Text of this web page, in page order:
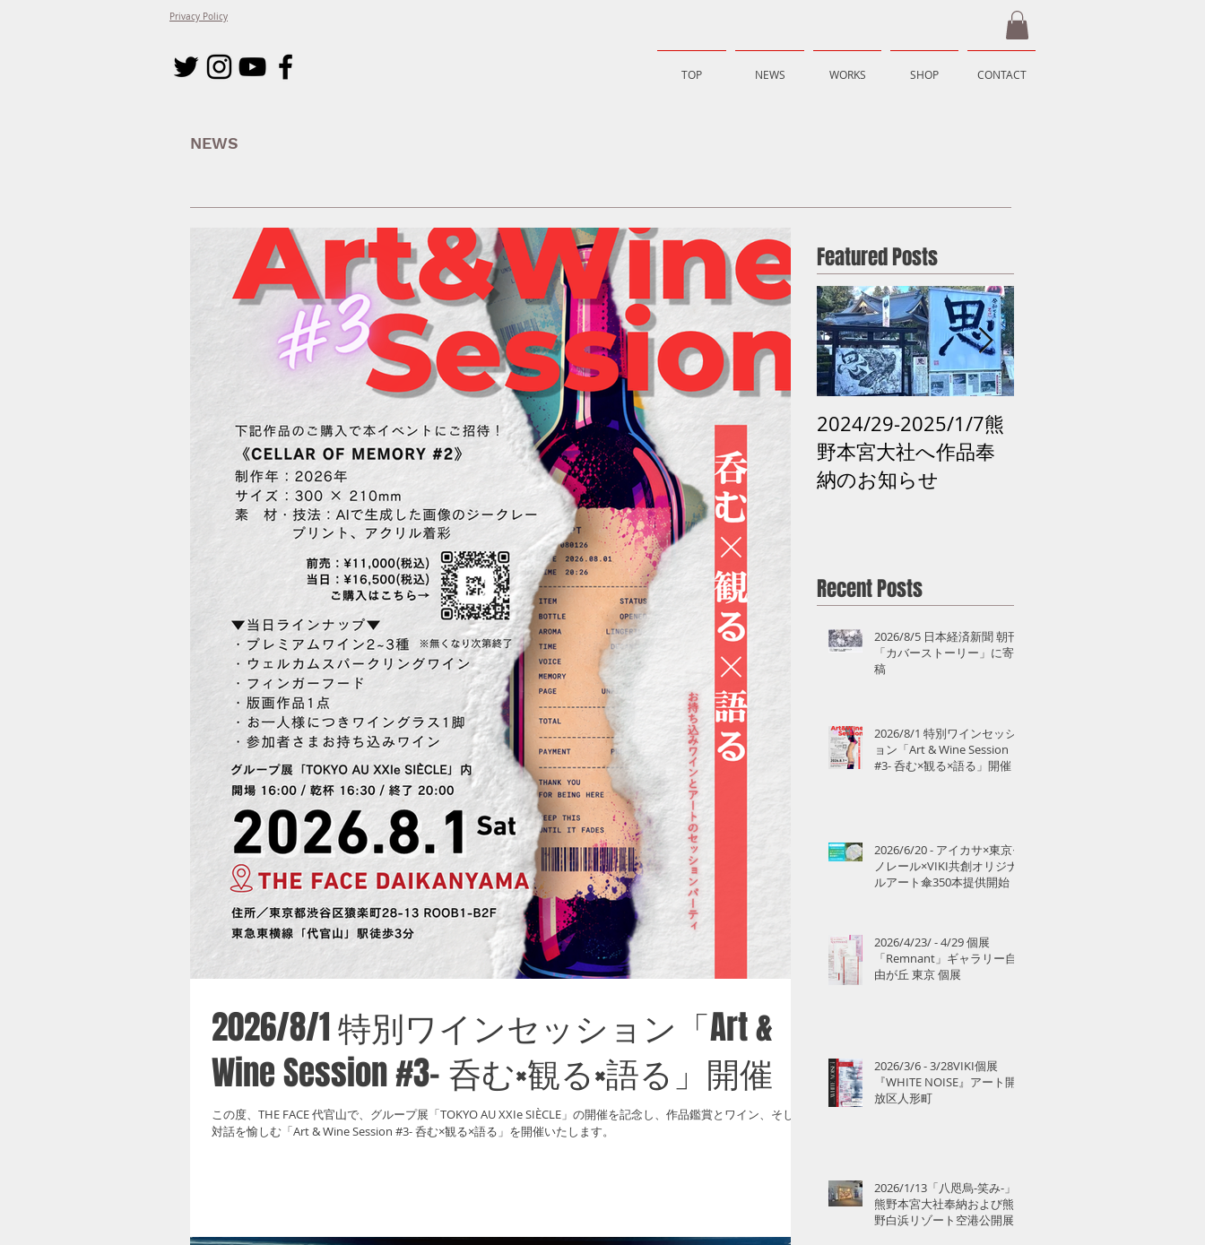
Privacy Policy
TOP NEWS WORKS SHOP CONTACT
NEWS
2026/8/1 特別ワインセッション「Art &
Wine Session #3- 呑む×観る×語る」開催
この度、THE FACE 代官山で、グループ展「TOKYO AU XXIe SIÈCLE」の開催を記念し、作品鑑賞とワイン、そして
対話を愉しむ「Art & Wine Session #3- 呑む×観る×語る」を開催いたします。
Featured Posts
2024/29-2025/1/7熊
野本宮大社へ作品奉
納のお知らせ
Recent Posts
2026/8/5 日本経済新聞 朝刊
「カバーストーリー」に寄
稿
2026/8/1 特別ワインセッシ
ョン「Art & Wine Session
#3- 呑む×観る×語る」開催
2026/6/20 - アイカサ×東京モ
ノレール×VIKI共創オリジナ
ルアート傘350本提供開始
2026/4/23/ - 4/29 個展
「Remnant」ギャラリー自
由が丘 東京 個展
2026/3/6 - 3/28VIKI個展
『WHITE NOISE』アート開
放区人形町
2026/1/13「八咫烏-笑み-」
熊野本宮大社奉納および熊
野白浜リゾート空港公開展